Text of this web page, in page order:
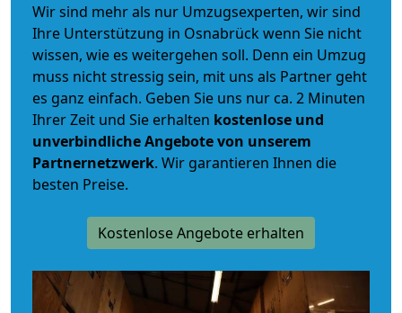
Wir sind mehr als nur Umzugsexperten, wir sind
Ihre Unterstützung in Osnabrück wenn Sie nicht
wissen, wie es weitergehen soll. Denn ein Umzug
muss nicht stressig sein, mit uns als Partner geht
es ganz einfach. Geben Sie uns nur ca. 2 Minuten
Ihrer Zeit und Sie erhalten kostenlose und
unverbindlicheAngebote von unserem
Partnernetzwerk. Wir garantieren Ihnen die
besten Preise.
Kostenlose Angebote erhalten